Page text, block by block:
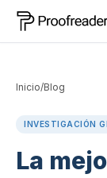
Inicio/Blog
INVESTIGACIÓN
La